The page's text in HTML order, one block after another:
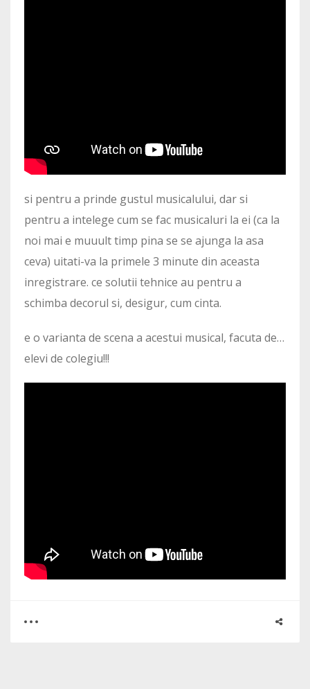
si pentru a prinde gustul musicalului, dar si
pentru a intelege cum se fac musicaluri la ei (ca la
noi mai e muuult timp pina se se ajunga la asa
ceva) uitati-va la primele 3 minute din aceasta
inregistrare. ce solutii tehnice au pentru a
schimba decorul si, desigur, cum cinta.
e o varianta de scena a acestui musical, facuta de…
elevi de colegiu!!!